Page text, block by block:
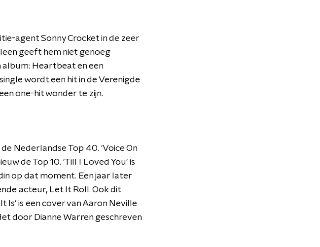
agent Sonny Crocket in de zeer
geeft hem niet genoeg
album: Heartbeat en een
wordt een hit in de Verenigde
one-hit wonder te zijn.
Nederlandse Top 40. 'Voice On
de Top 10. 'Till I Loved You' is
op dat moment. Een jaar later
acteur, Let It Roll. Ook dit
Is' is een cover van Aaron Neville
door Dianne Warren geschreven